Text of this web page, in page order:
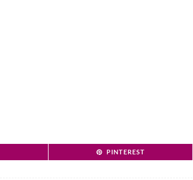
PINTEREST